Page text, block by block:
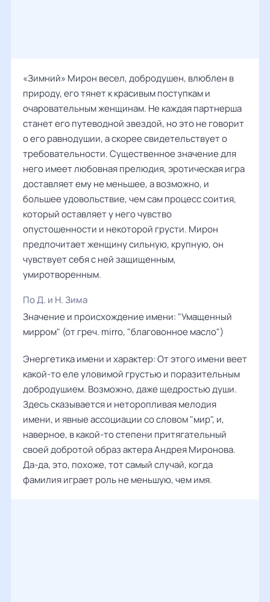
«Зимний» Мирон весел, добродушен, влюблен в
природу, его тянет к красивым поступкам и
очаровательным женщинам. Не каждая партнерша
станет его путеводной звездой, но это не говорит
о его равнодушии, а скорее свидетельствует о
требовательности. Существенное значение для
него имеет любовная прелюдия, эротическая игра
доставляет ему не меньшее, а возможно, и
большее удовольствие, чем сам процесс соития,
который оставляет у него чувство
опустошенности и некоторой грусти. Мирон
предпочитает женщину сильную, крупную, он
чувствует себя с ней защищенным,
умиротворенным.
По Д. и Н. Зима
Значение и происхождение имени: "Умащенный
мирром" (от греч. mirro, "благовонное масло")
Энергетика имени и характер: От этого имени веет
какой-то еле уловимой грустью и поразительным
добродушием. Возможно, даже щедростью души.
Здесь сказывается и неторопливая мелодия
имени, и явные ассоциации со словом "мир", и,
наверное, в какой-то степени притягательный
своей добротой образ актера Андрея Миронова.
Да-да, это, похоже, тот самый случай, когда
фамилия играет роль не меньшую, чем имя.